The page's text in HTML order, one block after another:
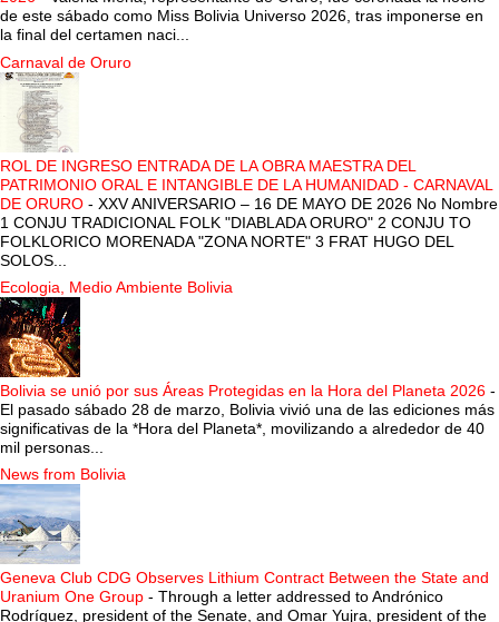
de este sábado como Miss Bolivia Universo 2026, tras imponerse en
la final del certamen naci...
Carnaval de Oruro
ROL DE INGRESO ENTRADA DE LA OBRA MAESTRA DEL
PATRIMONIO ORAL E INTANGIBLE DE LA HUMANIDAD - CARNAVAL
DE ORURO - XXV ANIVERSARIO – 16 DE MAYO DE 2026 No Nombre
1 CONJU TRADICIONAL FOLK "DIABLADA ORURO" 2 CONJU TO
FOLKLORICO MORENADA "ZONA NORTE" 3 FRAT HUGO DEL
SOLOS...
Ecologia, Medio Ambiente Bolivia
Bolivia se unió por sus Áreas Protegidas en la Hora del Planeta 2026 -
El pasado sábado 28 de marzo, Bolivia vivió una de las ediciones más
significativas de la *Hora del Planeta*, movilizando a alrededor de 40
mil personas...
News from Bolivia
Geneva Club CDG Observes Lithium Contract Between the State and
Uranium One Group - Through a letter addressed to Andrónico
Rodríguez, president of the Senate, and Omar Yujra, president of the